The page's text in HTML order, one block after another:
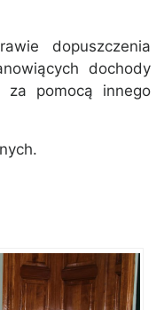
dopuszczenia
dochody
za pomocą innego